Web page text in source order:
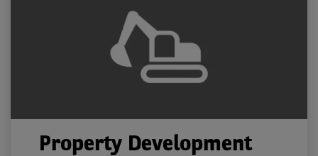
Property Development